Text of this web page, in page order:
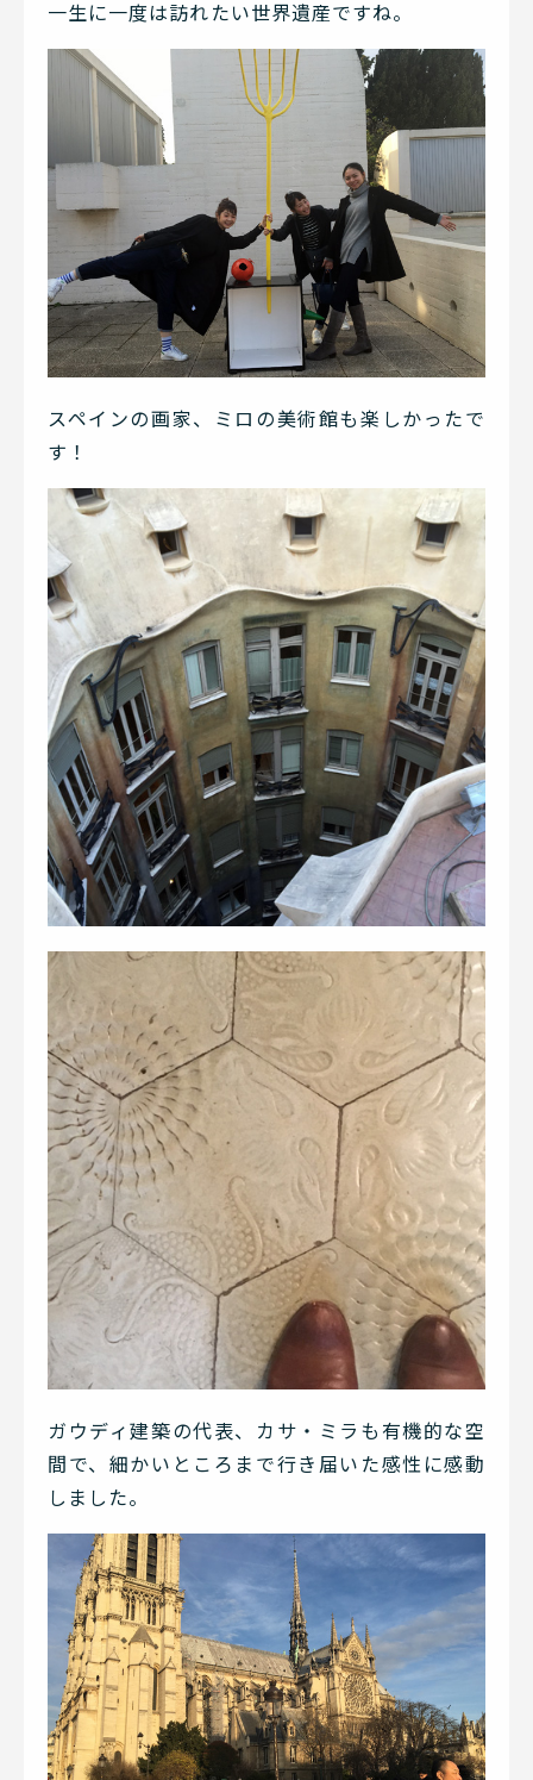
一生に一度は訪れたい世界遺産ですね。
スペインの画家、ミロの美術館も楽しかったで
す！
ガウディ建築の代表、カサ・ミラも有機的な空
間で、細かいところまで行き届いた感性に感動
しました。